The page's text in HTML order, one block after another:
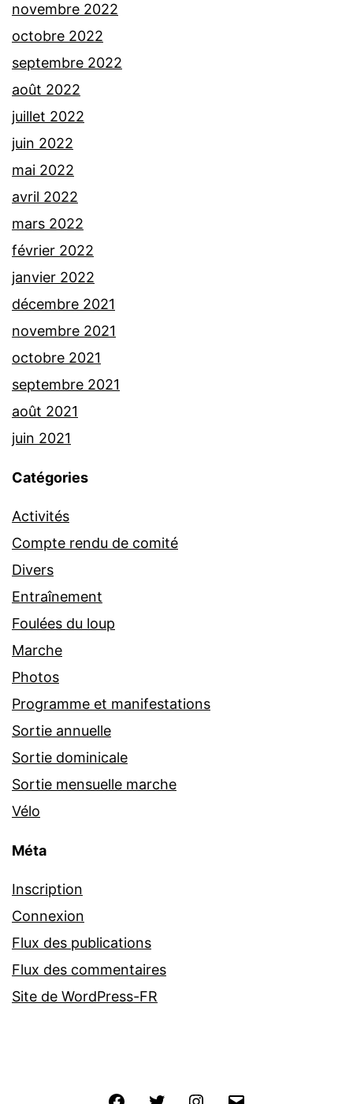
novembre 2022
octobre 2022
septembre 2022
août 2022
juillet 2022
juin 2022
mai 2022
avril 2022
mars 2022
février 2022
janvier 2022
décembre 2021
novembre 2021
octobre 2021
septembre 2021
août 2021
juin 2021
Catégories
Activités
Compte rendu de comité
Divers
Entraînement
Foulées du loup
Marche
Photos
Programme et manifestations
Sortie annuelle
Sortie dominicale
Sortie mensuelle marche
Vélo
Méta
Inscription
Connexion
Flux des publications
Flux des commentaires
Site de WordPress-FR
FacebookTwitter Instagram